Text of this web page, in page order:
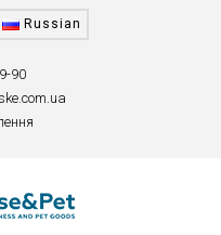
Russian
90